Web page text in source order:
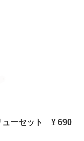
ーセット ¥ 690